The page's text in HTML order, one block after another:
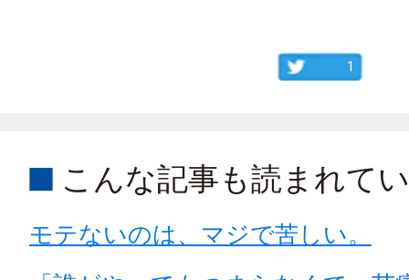
1
こんな記事も読まれて
モテないのは、マジで苦しい。